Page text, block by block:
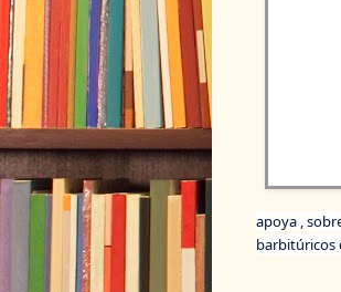
apoya ,
barbitúricos